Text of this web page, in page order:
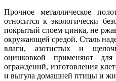
Прочное металлическое
относится к экологически
покрытый слоем цинка, не
окружающей средой. Сталь
влаги, азотистых и
оцинковкой применяют
ограждений, изготовления
и выгула домашней птицы и